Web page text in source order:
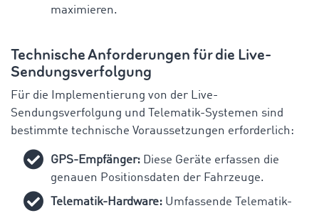
maximieren.
Technische Anforderungen für die Live-
Sendungsverfolgung
Für die Implementierung von der Live-
Sendungsverfolgung und Telematik-Systemen sind
bestimmte technische Voraussetzungen erforderlich:
GPS-Empfänger: Diese Geräte erfassen die
genauen Positionsdaten der Fahrzeuge.
Telematik-Hardware: Umfassende Telematik-